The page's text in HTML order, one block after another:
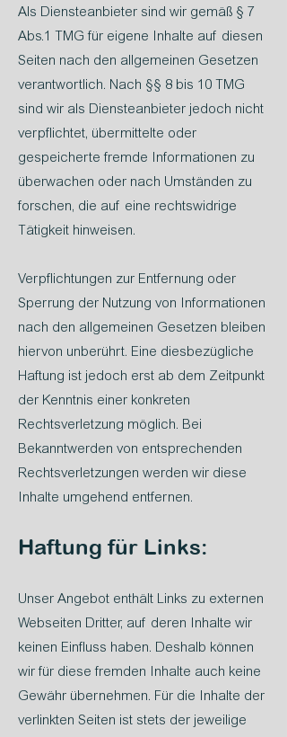
Als Diensteanbieter sind wir gemäß § 7
Abs.1 TMG für eigene Inhalte auf diesen
Seiten nach den allgemeinen Gesetzen
verantwortlich. Nach §§ 8 bis 10 TMG
sind wir als Diensteanbieter jedoch nicht
verpflichtet, übermittelte oder
gespeicherte fremde Informationen zu
überwachen oder nach Umständen zu
forschen, die auf eine rechtswidrige
Tätigkeit hinweisen.
Verpflichtungen zur Entfernung oder
Sperrung der Nutzung von Informationen
nach den allgemeinen Gesetzen bleiben
hiervon unberührt. Eine diesbezügliche
Haftung ist jedoch erst ab dem Zeitpunkt
der Kenntnis einer konkreten
Rechtsverletzung möglich. Bei
Bekanntwerden von entsprechenden
Rechtsverletzungen werden wir diese
Inhalte umgehend entfernen.
Haftung für Links:
Unser Angebot enthält Links zu externen
Webseiten Dritter, auf deren Inhalte wir
keinen Einfluss haben. Deshalb können
wir für diese fremden Inhalte auch keine
Gewähr übernehmen. Für die Inhalte der
verlinkten Seiten ist stets der jeweilige